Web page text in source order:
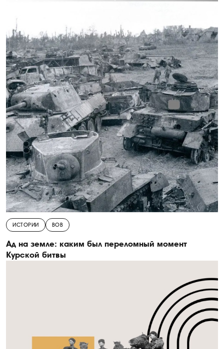
ИСТОРИИ ВОВ
Ад на земле: каким был переломный момент
Курской битвы